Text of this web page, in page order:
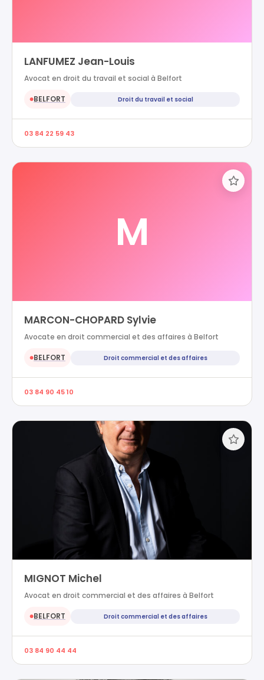
LANFUMEZ Jean-Louis
Avocat en droit du travail et social à Belfort
●BELFORT Droit du travail et social
03 84 22 59 43
M
MARCON-CHOPARD Sylvie
Avocate en droit commercial et des affaires à Belfort
●BELFORT Droit commercial et des affaires
03 84 90 45 10
MIGNOT Michel
Avocat en droit commercial et des affaires à Belfort
●BELFORT Droit commercial et des affaires
03 84 90 44 44